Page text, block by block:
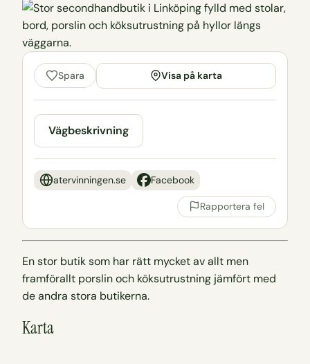
Spara Visa på karta
Vägbeskrivning
atervinningen.se Facebook
Rapportera fel
En stor butik som har rätt mycket av allt men
framförallt porslin och köksutrustning jämfört med
de andra stora butikerna.
Karta